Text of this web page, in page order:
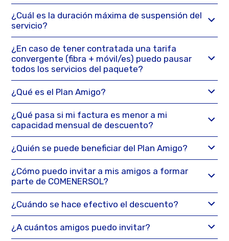
¿Cuál es la duración máxima de suspensión del
servicio?
¿En caso de tener contratada una tarifa
convergente (fibra + móvil/es) puedo pausar
todos los servicios del paquete?
¿Qué es el Plan Amigo?
¿Qué pasa si mi factura es menor a mi
capacidad mensual de descuento?
¿Quién se puede beneficiar del Plan Amigo?
¿Cómo puedo invitar a mis amigos a formar
parte de COMENERSOL?
¿Cuándo se hace efectivo el descuento?
¿A cuántos amigos puedo invitar?